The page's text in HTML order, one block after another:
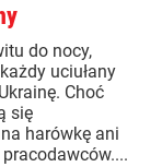
do nocy,
uciułany
Choć
się
harówkę ani